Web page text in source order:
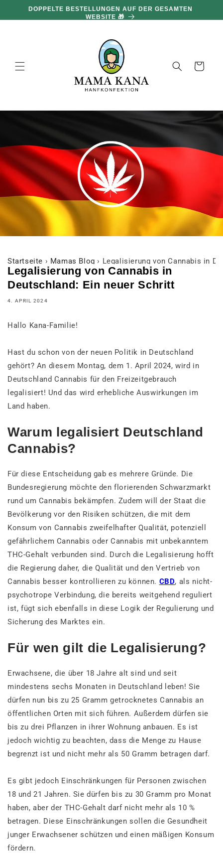
und zumDOPPELTE BESTELLUNGEN AUF DER GESAMTEN
WEBSITE 🎁
Warenkorb
Startseite › Mamas Blog › Legalisierung von Cannabis in
Legalisierung von Cannabis in
Deutschland: Ein neuer Schritt
4. APRIL 2024
Hallo Kana-Familie!
Hast du schon von der neuen Politik in Deutschland
gehört? An diesem Montag, dem 1. April 2024, wird in
Deutschland Cannabis für den Freizeitgebrauch
legalisiert! Und das wird erhebliche Auswirkungen im
Land haben.
Warum legalisiert Deutschland
Cannabis?
Für diese Entscheidung gab es mehrere Gründe. Die
Bundesregierung möchte den florierenden Schwarzmarkt
rund um Cannabis bekämpfen. Zudem will der Staat die
Bevölkerung vor den Risiken schützen, die mit dem
Konsum von Cannabis zweifelhafter Qualität, potenziell
gefährlichem Cannabis oder Cannabis mit unbekanntem
THC-Gehalt verbunden sind. Durch die Legalisierung hofft
die Regierung daher, die Qualität und den Vertrieb von
Cannabis besser kontrollieren zu können. CBD, als nicht-
psychotrope Verbindung, die bereits weitgehend reguliert
ist, fügt sich ebenfalls in diese Logik der Regulierung und
Sicherung des Marktes ein.
Für wen gilt die Legalisierung?
Erwachsene, die über 18 Jahre alt sind und seit
mindestens sechs Monaten in Deutschland leben! Sie
dürfen nun bis zu 25 Gramm getrocknetes Cannabis an
öffentlichen Orten mit sich führen. Außerdem dürfen sie
bis zu drei Pflanzen in ihrer Wohnung anbauen. Es ist
jedoch wichtig zu beachten, dass die Menge zu Hause
begrenzt ist und nicht mehr als 50 Gramm betragen darf.
Es gibt jedoch Einschränkungen für Personen zwischen
18 und 21 Jahren. Sie dürfen bis zu 30 Gramm pro Monat
haben, aber der THC-Gehalt darf nicht mehr als 10 %
betragen. Diese Einschränkungen sollen die Gesundheit
junger Erwachsener schützen und einen mäßigen Konsum
fördern.